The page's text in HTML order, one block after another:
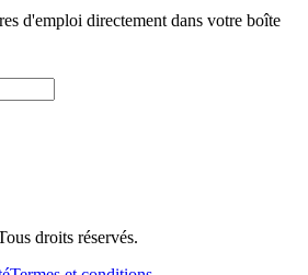
d'emploi directement dans votre boîte
droits réservés.